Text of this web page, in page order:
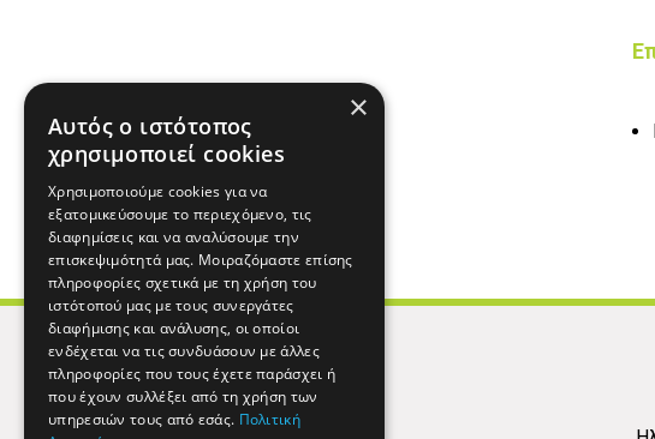
×
Αυτός ο ιστότοπος
χρησιμοποιεί cookies
Χρησιμοποιούμε cookies για να
εξατομικεύσουμε το περιεχόμενο, τις
διαφημίσεις και να αναλύσουμε την
επισκεψιμότητά μας. Μοιραζόμαστε επίσης
πληροφορίες σχετικά με τη χρήση του
ιστότοπού μας με τους συνεργάτες
διαφήμισης και ανάλυσης, οι οποίοι
ενδέχεται να τις συνδυάσουν με άλλες
πληροφορίες που τους έχετε παράσχει ή
που έχουν συλλέξει από τη χρήση των
υπηρεσιών τους από εσάς. Πολιτική